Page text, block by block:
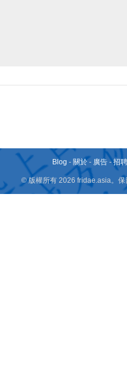
Blog - 關於 - 廣告 -招
© 版權所有 2026 fridae.asia。